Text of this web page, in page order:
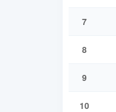
7
8
9
10